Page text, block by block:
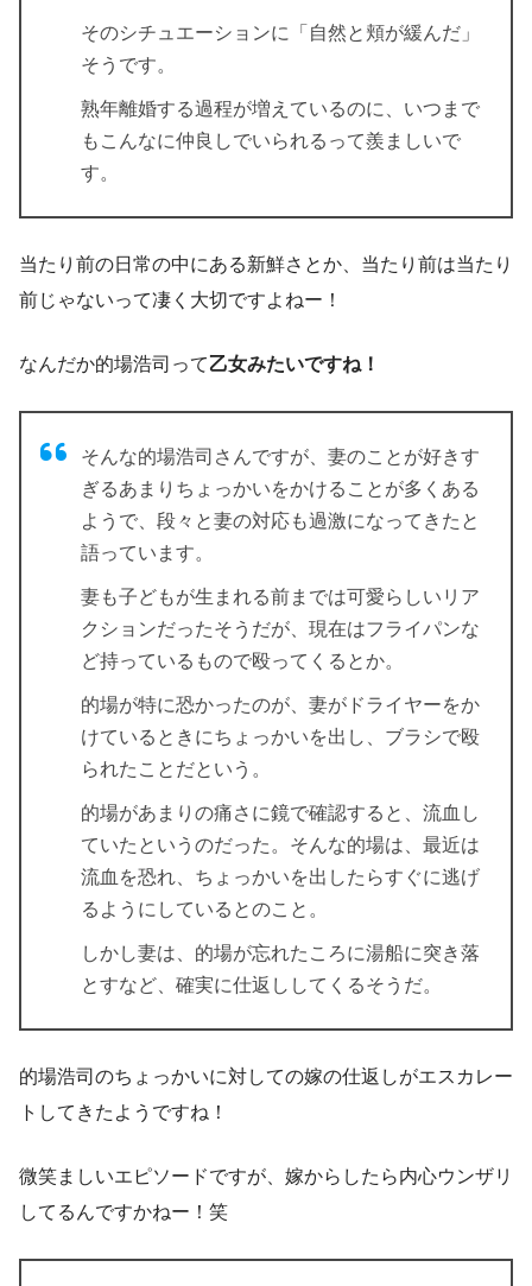
そのシチュエーションに「自然と頬が緩んだ」
そうです。
熟年離婚する過程が増えているのに、いつまで
もこんなに仲良しでいられるって羨ましいで
す。
当たり前の日常の中にある新鮮さとか、当たり前は当たり
前じゃないって凄く大切ですよねー！
なんだか的場浩司って乙女みたいですね！
そんな的場浩司さんですが、妻のことが好きす
ぎるあまりちょっかいをかけることが多くある
ようで、段々と妻の対応も過激になってきたと
語っています。
妻も子どもが生まれる前までは可愛らしいリア
クションだったそうだが、現在はフライパンな
ど持っているもので殴ってくるとか。
的場が特に恐かったのが、妻がドライヤーをか
けているときにちょっかいを出し、ブラシで殴
られたことだという。
的場があまりの痛さに鏡で確認すると、流血し
ていたというのだった。そんな的場は、最近は
流血を恐れ、ちょっかいを出したらすぐに逃げ
るようにしているとのこと。
しかし妻は、的場が忘れたころに湯船に突き落
とすなど、確実に仕返ししてくるそうだ。
的場浩司のちょっかいに対しての嫁の仕返しがエスカレー
トしてきたようですね！
微笑ましいエピソードですが、嫁からしたら内心ウンザリ
してるんですかねー！笑